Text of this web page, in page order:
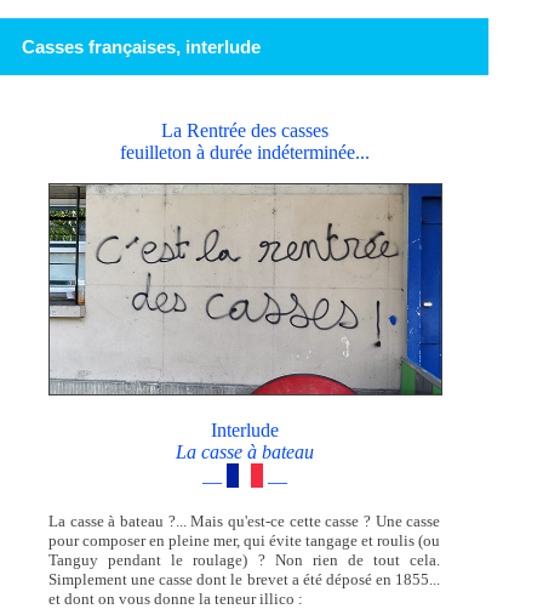
Casses françaises, interlude
La Rentrée des casses
feuilleton à durée indéterminée...
Interlude
La casse à bateau
—
—
La casse à bateau ?... Mais qu'est-ce cette casse ? Une casse
pour composer en pleine mer, qui évite tangage et roulis (ou
Tanguy pendant le roulage) ? Non rien de tout cela.
Simplement une casse dont le brevet a été déposé en 1855...
et dont on vous donne la teneur illico :